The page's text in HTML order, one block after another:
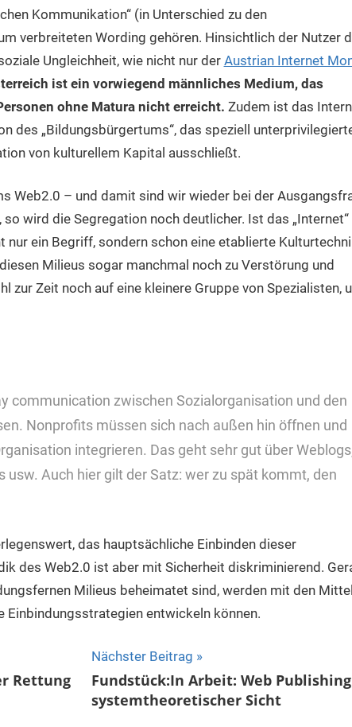
Kommunikation“ (in Unterschied zu den
verbreiteten Wording gehören. Hinsichtlich der Nutzer
Ungleichheit, wie nicht nur der Austrian Internet
ist ein vorwiegend männliches Medium, das
ohne Matura nicht erreicht. Zudem ist das
des „Bildungsbürgertums“, das speziell
von kulturellem Kapital ausschließt.
Web2.0 – und damit sind wir wieder bei der
wird die Segregation noch deutlicher. Ist das „Internet“
ein Begriff, sondern schon eine etablierte
Milieus sogar manchmal noch zu Verstörung und
zur Zeit noch auf eine kleinere Gruppe von Spezialisten,
communication zwischen Sozialorganisation und den
Nonprofits müssen sich nach außen hin öffnen und
integrieren. Das geht sehr gut über
usw. Auch hier gilt der Satz: wer zu spät kommt, den
das hauptsächliche Einbinden dieser
des Web2.0 ist aber mit Sicherheit diskriminierend.
Milieus beheimatet sind, werden mit den
entwickeln können.
Rettung
Nächster Beitrag
Fundstück:In Arbeit: Web
systemtheoretischer Sicht